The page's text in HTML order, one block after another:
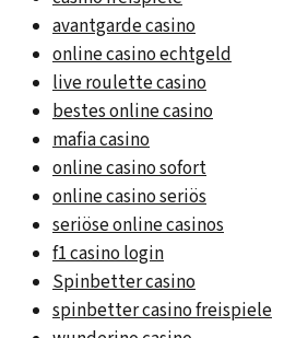
avantgarde casino
online casino echtgeld
live roulette casino
bestes online casino
mafia casino
online casino sofort
online casino seriös
seriöse online casinos
f1 casino login
Spinbetter casino
spinbetter casino freispiele